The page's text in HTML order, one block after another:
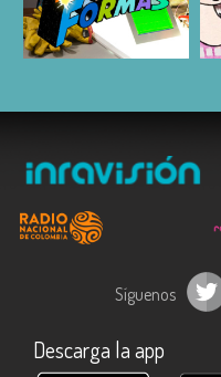
ESCUCHAR
Síguenos
Descarga la app